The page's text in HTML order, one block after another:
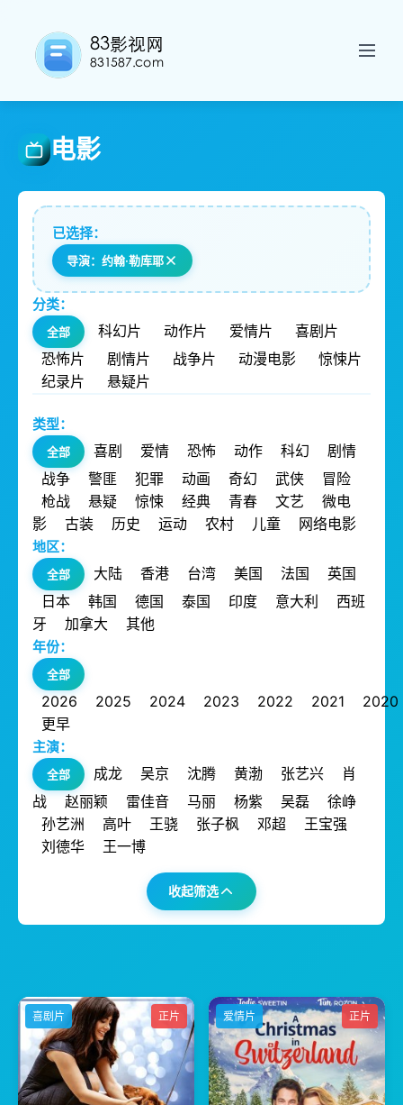
电影
已选择：
导演：约翰·勒库耶
分类：
全部 科幻片 动作片 爱情片
喜剧片
恐怖片
剧情片 战争片 动漫电影
惊悚片
纪录片
悬疑片
类型：
全部 喜剧 爱情 恐怖 动作 科幻
剧情
战争
警匪 犯罪 动画 奇幻 武侠
冒险
枪战
悬疑 惊悚 经典 青春 文艺
微电
影
古装 历史 运动 农村 儿童 网络电影
地区：
全部 大陆 香港 台湾 美国 法国
英国
日本
韩国 德国 泰国 印度 意大利
西班
牙
加拿大 其他
年份：
全部
2026 2025 2024 2023 2022 2021
2020
更早
主演：
全部 成龙 吴京 沈腾 黄渤 张艺兴
肖
战
赵丽颖 雷佳音 马丽 杨紫 吴磊
徐峥
孙艺洲
高叶 王骁 张子枫 邓超
王宝强
刘德华
王一博
收起筛选
喜剧片 正片 爱情片 正片